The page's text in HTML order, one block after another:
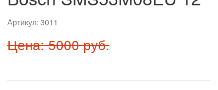
Артикул: 3011
Цена: 5000 руб.